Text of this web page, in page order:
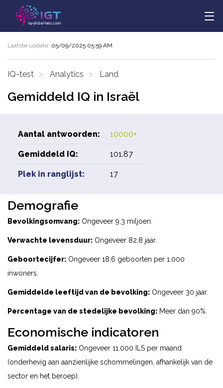
Laatste update: 05/09/2025 05:59 AM
IQ-test Analytics Land
Gemiddeld IQ in Israël
Aantal antwoorden: 10000+
Gemiddeld IQ: 101.87
Plek in ranglijst: 17
Demografie
Bevolkingsomvang: Ongeveer 9,3 miljoen.
Verwachte levensduur: Ongeveer 82,8 jaar.
Geboortecijfer: Ongeveer 18,6 geboorten per 1.000
inwoners.
Gemiddelde leeftijd van de bevolking: Ongeveer 30 jaar.
Percentage van de stedelijke bevolking: Meer dan 90%.
Economische indicatoren
Gemiddeld salaris: Ongeveer 11.000 ILS per maand
(onderhevig aan aanzienlijke schommelingen, afhankelijk van de
sector en het beroep).